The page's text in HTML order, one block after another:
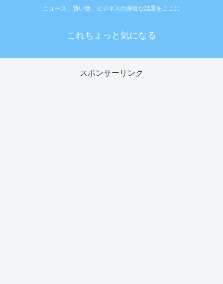
ニュース、買い物、ビジネスの身近な話題をここに
これちょっと気になる
スポンサーリンク